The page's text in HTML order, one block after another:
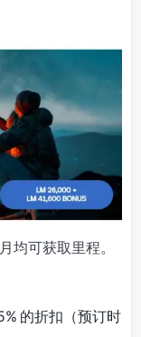
均可获取里程。
的折扣（预订时